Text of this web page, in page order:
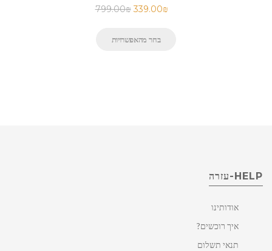
799.00₪ 339.00₪
בחר מהאפשרויות
HELP-עזרה
אודותינו
איך רוכשים?
תנאי תשלום